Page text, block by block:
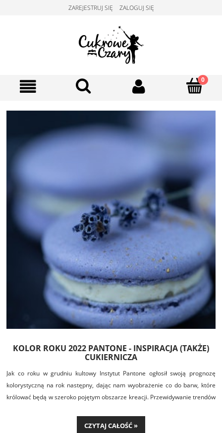
ZAREJESTRUJ SIĘ ZALOGUJ SIĘ
KOLOR ROKU 2022 PANTONE - INSPIRACJA (TAKŻE)
CUKIERNICZA
Jak co roku w grudniu kultowy Instytut Pantone ogłosił swoją prognozę
kolorystyczną na rok następny, dając nam wyobrażenie co do barw, które
królować będą w szeroko pojętym obszarze kreacji. Przewidywanie trendów
wnikliwą obserwację designu, sztuki, turystyki, mody, techniki, stylu życia i
CZYTAJ CAŁOŚĆ »